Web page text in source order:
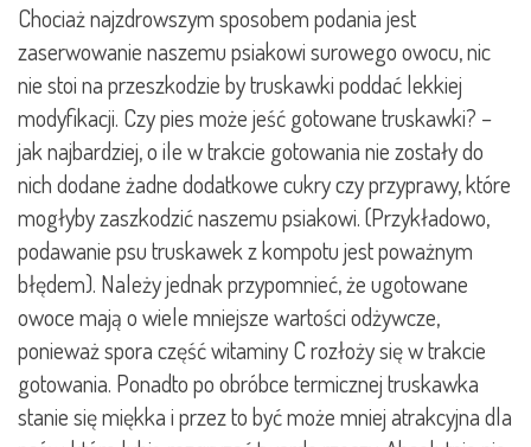
Chociaż najzdrowszym sposobem podania jest
zaserwowanie naszemu psiakowi surowego owocu, nic
nie stoi na przeszkodzie by truskawki poddać lekkiej
modyfikacji. Czy pies może jeść gotowane truskawki? –
jak najbardziej, o ile w trakcie gotowania nie zostały do
nich dodane żadne dodatkowe cukry czy przyprawy, które
mogłyby zaszkodzić naszemu psiakowi. (Przykładowo,
podawanie psu truskawek z kompotu jest poważnym
błędem). Należy jednak przypomnieć, że ugotowane
owoce mają o wiele mniejsze wartości odżywcze,
ponieważ spora część witaminy C rozłoży się w trakcie
gotowania. Ponadto po obróbce termicznej truskawka
stanie się miękka i przez to być może mniej atrakcyjna dla